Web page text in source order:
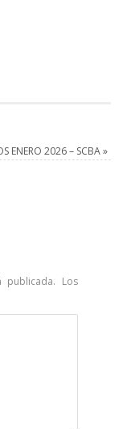
ENERO 2026 – SCBA»
Los